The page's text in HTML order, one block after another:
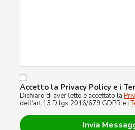
Accetto la Privacy Policy e i
Dichiaro di aver letto e accettato la
dell'art.13 D.lgs 2016/679 GDPR e i